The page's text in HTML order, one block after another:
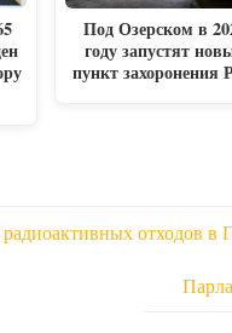
Под Озерском в
году запустят
пункт захоронения
отходов в